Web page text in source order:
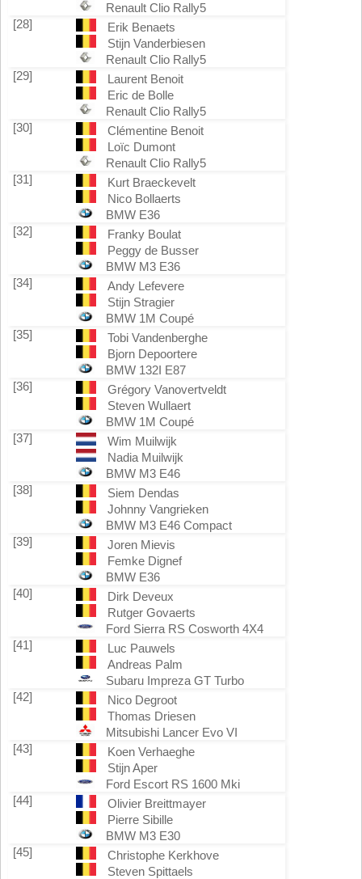
Renault Clio Rally5
[28]
Erik Benaets
Stijn Vanderbiesen
Renault Clio Rally5
[29]
Laurent Benoit
Eric de Bolle
Renault Clio Rally5
[30]
Clémentine Benoit
Loïc Dumont
Renault Clio Rally5
[31]
Kurt Braeckevelt
Nico Bollaerts
BMW E36
[32]
Franky Boulat
Peggy de Busser
BMW M3 E36
[34]
Andy Lefevere
Stijn Stragier
BMW 1M Coupé
[35]
Tobi Vandenberghe
Bjorn Depoortere
BMW 132I E87
[36]
Grégory Vanovertveldt
Steven Wullaert
BMW 1M Coupé
[37]
Wim Muilwijk
Nadia Muilwijk
BMW M3 E46
[38]
Siem Dendas
Johnny Vangrieken
BMW M3 E46 Compact
[39]
Joren Mievis
Femke Dignef
BMW E36
[40]
Dirk Deveux
Rutger Govaerts
Ford Sierra RS Cosworth 4X4
[41]
Luc Pauwels
Andreas Palm
Subaru Impreza GT Turbo
[42]
Nico Degroot
Thomas Driesen
Mitsubishi Lancer Evo VI
[43]
Koen Verhaeghe
Stijn Aper
Ford Escort RS 1600 Mki
[44]
Olivier Breittmayer
Pierre Sibille
BMW M3 E30
[45]
Christophe Kerkhove
Steven Spittaels